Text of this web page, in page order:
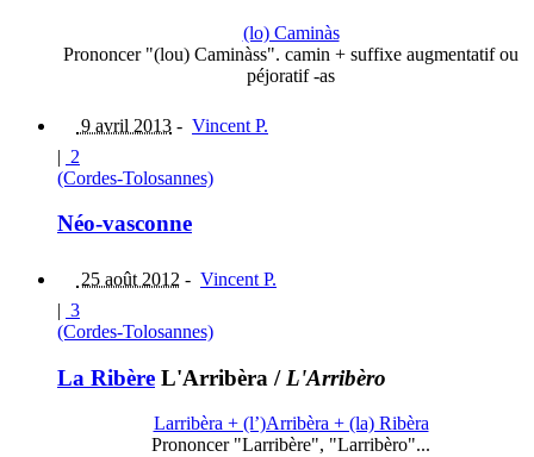
(lo) Caminàs
Prononcer "(lou) Caminàss". camin + suffixe augmentatif ou
péjoratif -as
9 avril 2013 - Vincent P.
| 2
(Cordes-Tolosannes)
Néo-vasconne
25 août 2012 - Vincent P.
| 3
(Cordes-Tolosannes)
La Ribère L'Arribèra / L'Arribèro
Larribèra + (l’)Arribèra + (la) Ribèra
Prononcer "Larribère", "Larribèro"...